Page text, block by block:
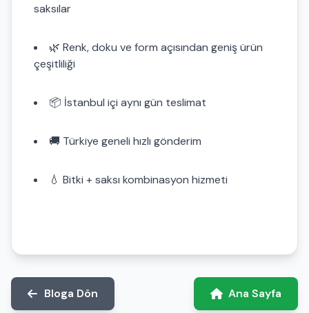
saksılar
🌿 Renk, doku ve form açısından geniş ürün
çeşitliliği
📦 İstanbul içi aynı gün teslimat
🚚 Türkiye geneli hızlı gönderim
💧 Bitki + saksı kombinasyon hizmeti
Bloga Dön Ana Sayfa